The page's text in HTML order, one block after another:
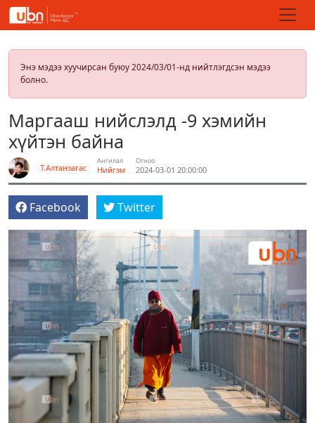
Энэ мэдээ хуучирсан буюу 2024/03/01-нд нийтлэгдсэн мэдээ
болно.
Маргааш нийслэлд -9 хэмийн
хүйтэн байна
Т.Алтанзагас
Ангилал
Нийгэм
Огноо
2024-03-01 20:00:00
Facebook Twitter